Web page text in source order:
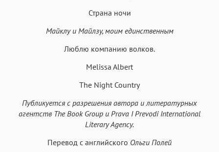
Аа
Garamond
Аа
Fira Sans
Аа
San Francisco Аа
SF Serif
Аа Аа
Аа Аа
Courier New
Аа
Menlo
Аа
Страна ночи
Майклу и Майлзу, моим единственным
Люблю компанию волков.
Melissa Albert
The Night Country
Публикуется с разрешения автора и литературных
агентств The Book Group и Prava I Prevodi International
Literary Agency.
Перевод с английского Ольги Полей